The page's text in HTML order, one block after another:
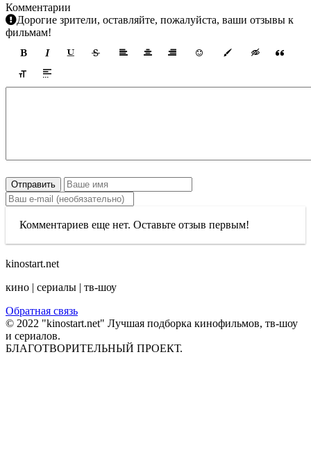
Комментарии
Дорогие зрители, оставляйте, пожалуйста, ваши отзывы к
фильмам!
Отправить
Комментариев еще нет. Оставьте отзыв первым!
kinostart.net
кино | сериалы | тв-шоу
Обратная связь
© 2022 "kinostart.net" Лучшая подборка кинофильмов, тв-шоу
и сериалов.
БЛАГОТВОРИТЕЛЬНЫЙ ПРОЕКТ.